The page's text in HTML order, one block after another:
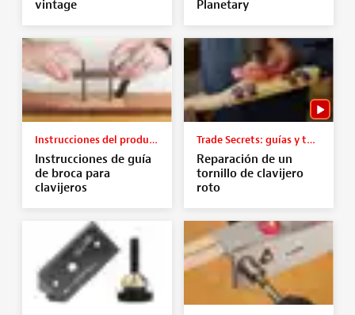
vintage
Planetary
Instrucciones del producto
Instrucciones de guía
de broca para
clavijeros
Trade Secrets: guías y tutoriales
Reparación de un
tornillo de clavijero
roto